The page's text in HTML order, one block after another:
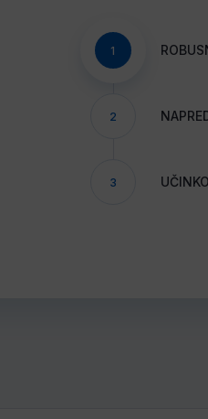
1
2
3